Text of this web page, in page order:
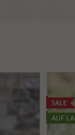
SALE
AUF